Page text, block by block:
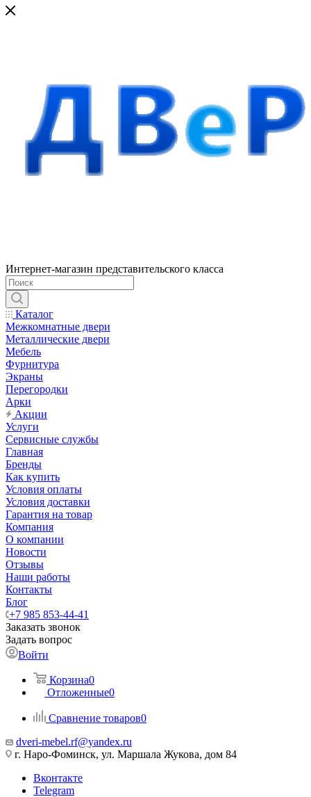
Интернет-магазин представительского класса
Каталог
Межкомнатные двери
Металлические двери
Мебель
Фурнитура
Экраны
Перегородки
Арки
Акции
Услуги
Сервисные службы
Главная
Бренды
Как купить
Условия оплаты
Условия доставки
Гарантия на товар
Компания
О компании
Новости
Отзывы
Наши работы
Контакты
Блог
+7 985 853-44-41
Заказать звонок
Задать вопрос
Войти
Корзина0
Отложенные0
Сравнение товаров0
dveri-mebel.rf@yandex.ru
г. Наро-Фоминск, ул. Маршала Жукова, дом 84
Вконтакте
Telegram